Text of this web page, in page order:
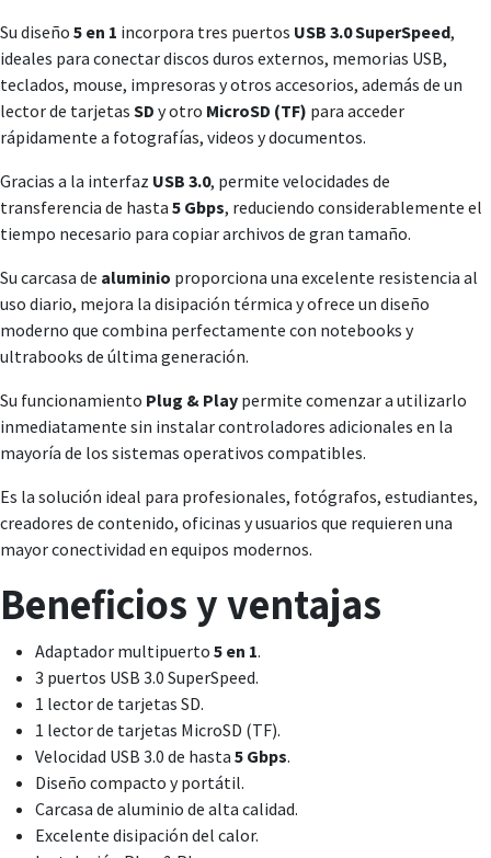
Su diseño 5 en 1 incorpora tres puertos USB 3.0 SuperSpeed,
ideales para conectar discos duros externos, memorias USB,
teclados, mouse, impresoras y otros accesorios, además de un
lector de tarjetas SD y otro MicroSD (TF) para acceder
rápidamente a fotografías, videos y documentos.
Gracias a la interfaz USB 3.0, permite velocidades de
transferencia de hasta 5 Gbps, reduciendo considerablemente el
tiempo necesario para copiar archivos de gran tamaño.
Su carcasa de aluminio proporciona una excelente resistencia al
uso diario, mejora la disipación térmica y ofrece un diseño
moderno que combina perfectamente con notebooks y
ultrabooks de última generación.
Su funcionamiento Plug & Play permite comenzar a utilizarlo
inmediatamente sin instalar controladores adicionales en la
mayoría de los sistemas operativos compatibles.
Es la solución ideal para profesionales, fotógrafos, estudiantes,
creadores de contenido, oficinas y usuarios que requieren una
mayor conectividad en equipos modernos.
Beneficios y ventajas
Adaptador multipuerto 5 en 1.
3 puertos USB 3.0 SuperSpeed.
1 lector de tarjetas SD.
1 lector de tarjetas MicroSD (TF).
Velocidad USB 3.0 de hasta 5 Gbps.
Diseño compacto y portátil.
Carcasa de aluminio de alta calidad.
Excelente disipación del calor.